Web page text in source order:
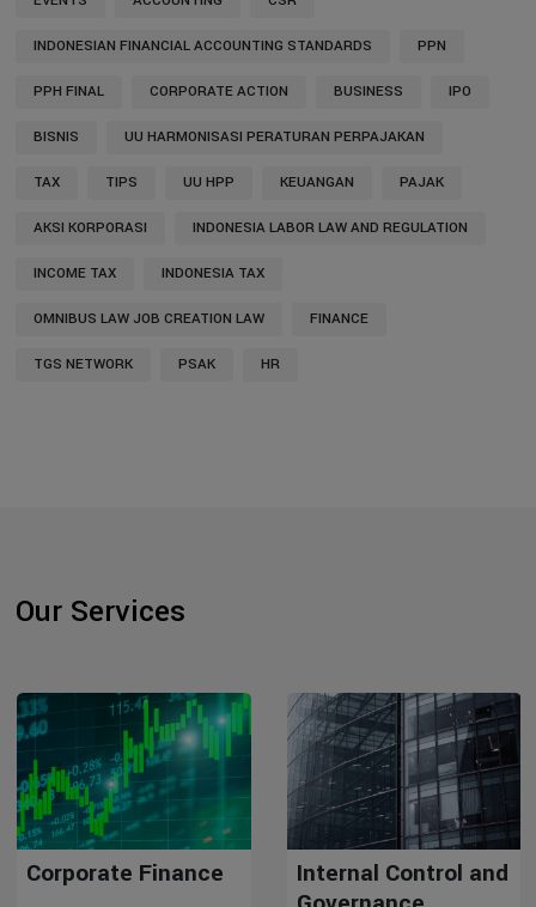
INDONESIAN FINANCIAL ACCOUNTING STANDARDS PPN
PPH FINAL CORPORATE ACTION BUSINESS IPO
BISNIS UU HARMONISASI PERATURAN PERPAJAKAN
TAX TIPS UU HPP KEUANGAN PAJAK
AKSI KORPORASI INDONESIA LABOR LAW AND REGULATION
INCOME TAX INDONESIA TAX
OMNIBUS LAW JOB CREATION LAW FINANCE
TGS NETWORK PSAK HR
Our Services
Corporate Finance
Internal Control and